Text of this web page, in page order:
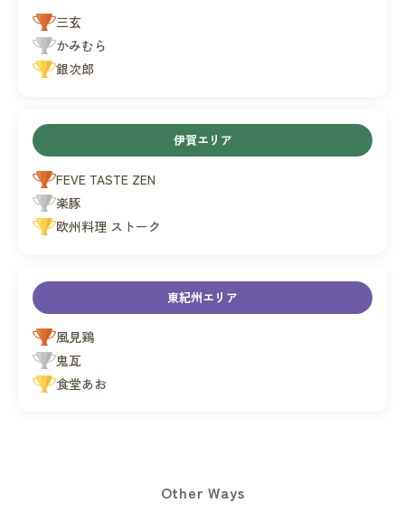
三玄
かみむら
銀次郎
伊賀エリア
FEVE TASTE ZEN
楽豚
欧州料理 ストーク
東紀州エリア
風見鶏
鬼瓦
食堂あお
Other Ways